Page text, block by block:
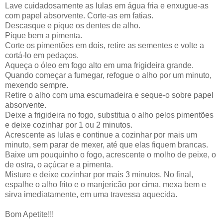
Lave cuidadosamente as lulas em água fria e enxugue-as
com papel absorvente. Corte-as em fatias.
Descasque e pique os dentes de alho.
Pique bem a pimenta.
Corte os pimentões em dois, retire as sementes e volte a
cortá-lo em pedaços.
Aqueça o óleo em fogo alto em uma frigideira grande.
Quando começar a fumegar, refogue o alho por um minuto,
mexendo sempre.
Retire o alho com uma escumadeira e seque-o sobre papel
absorvente.
Deixe a frigideira no fogo, substitua o alho pelos pimentões
e deixe cozinhar por 1 ou 2 minutos.
Acrescente as lulas e continue a cozinhar por mais um
minuto, sem parar de mexer, até que elas fiquem brancas.
Baixe um pouquinho o fogo, acrescente o molho de peixe, o
de ostra, o açúcar e a pimenta.
Misture e deixe cozinhar por mais 3 minutos. No final,
espalhe o alho frito e o manjericão por cima, mexa bem e
sirva imediatamente, em uma travessa aquecida.
Bom Apetite!!!